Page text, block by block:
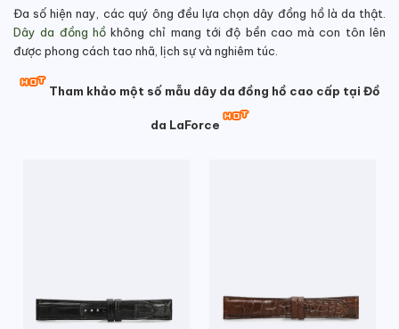
Đa số hiện nay, các quý ông đều lựa chọn dây đồng hồ là da thật.
Dây da đồng hồkhông chỉ mang tới độ bền cao mà con tôn lên
được phong cách tao nhã, lịch sự và nghiêm túc.
Tham khảo một số mẫu dây da đồng hồ cao cấp tại Đồ
da LaForce